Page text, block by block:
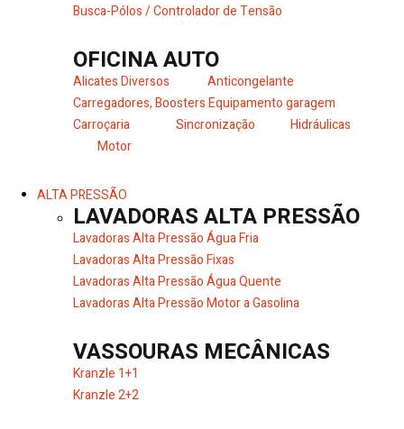
Busca-Pólos / Controlador de Tensão
OFICINA AUTO
Alicates Diversos
Anticongelante
Carregadores, BoostersEquipamento garagem
Carroçaria
Sincronização
Hidráulicas
Motor
ALTA PRESSÃO
LAVADORAS ALTA PRESSÃO
Lavadoras Alta Pressão Água Fria
Lavadoras Alta Pressão Fixas
Lavadoras Alta Pressão Água Quente
Lavadoras Alta Pressão Motor a Gasolina
VASSOURAS MECÂNICAS
Kranzle 1+1
Kranzle 2+2